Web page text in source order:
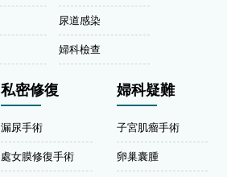
尿道感染
婦科檢查
私密修復
漏尿手術
處女膜修復手術
婦科疑難
子宮肌瘤手術
卵巢囊腫